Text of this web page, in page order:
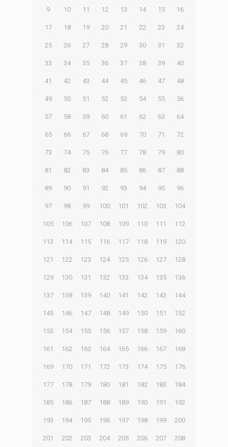
9 10 11 12 13 14 15 16
17 18 19 20 21 22 23 24
25 26 27 28 29 30 31 32
33 34 35 36 37 38 39 40
41 42 43 44 45 46 47 48
49 50 51 52 53 54 55 56
57 58 59 60 61 62 63 64
65 66 67 68 69 70 71 72
73 74 75 76 77 78 79 80
81 82 83 84 85 86 87 88
89 90 91 92 93 94 95 96
97 98 99 100 101 102 103 104
105 106 107 108 109 110 111 112
113 114 115 116 117 118 119 120
121 122 123 124 125 126 127 128
129 130 131 132 133 134 135 136
137 138 139 140 141 142 143 144
145 146 147 148 149 150 151 152
153 154 155 156 157 158 159 160
161 162 163 164 165 166 167 168
169 170 171 172 173 174 175 176
177 178 179 180 181 182 183 184
185 186 187 188 189 190 191 192
193 194 195 196 197 198 199 200
201 202 203 204 205 206 207 208